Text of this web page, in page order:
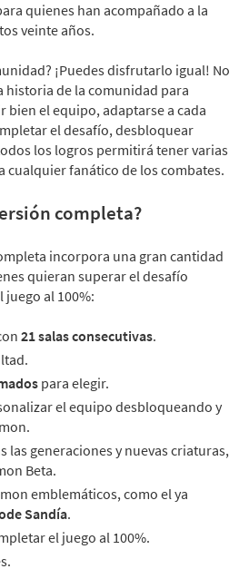
quienes han acompañado a la
veinte años.
¡Puedes disfrutarlo igual! No
historia de la comunidad para
bien el equipo, adaptarse a cada
el desafío, desbloquear
los logros permitirá tener varias
cualquier fanático de los combates.
completa?
incorpora una gran cantidad
quieran superar el desafío
al 100%:
21 salas consecutivas.
para elegir.
el equipo desbloqueando y
las generaciones y nuevas criaturas,
Beta.
emblemáticos, como el ya
Sandía.
el juego al 100%.